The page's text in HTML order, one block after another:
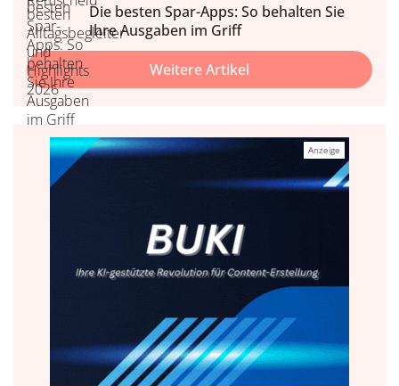
Die besten Spar-Apps: So behalten Sie
Ihre Ausgaben im Griff
Weitere Artikel